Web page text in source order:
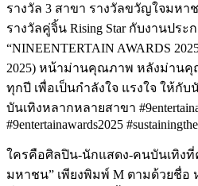
รางวัล 3 สาขา รางวัลขวัญใจมหา
รางวัลคู่จิ้น Rising Star กับงานปร
“NINEENTERTAIN AWARDS
2025) หน้าม่านคุณภาพ หลังม่าน
ทุกปี เพื่อเป็นกำลังใจ แรงใจ ให้กั
บันเทิงหลากหลายสาขา
#9entertainawards2025
ใครคือศิลปิน-นักแสดง-คนบันเทิง
มหาชน” เพียงพิมพ์ M ตามด้วยชื่อ